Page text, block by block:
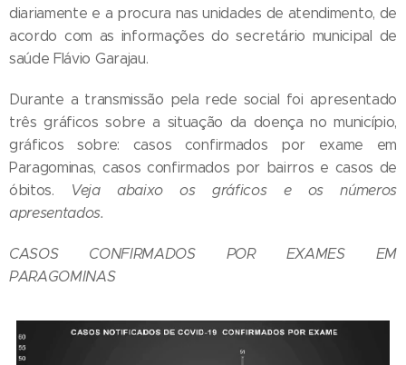
diariamente e a procura nas unidades de atendimento, de
acordo com as informações do secretário municipal de
saúde Flávio Garajau.
Durante a transmissão pela rede social foi apresentado
três gráficos sobre a situação da doença no município,
gráficos sobre: casos confirmados por exame em
Paragominas, casos confirmados por bairros e casos de
óbitos.
Veja abaixo os gráficos e os números
apresentados.
CASOS CONFIRMADOS POR EXAMES EM
PARAGOMINAS